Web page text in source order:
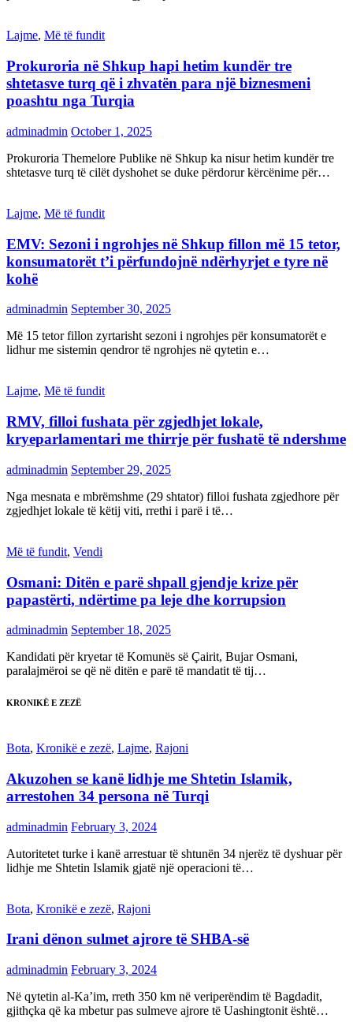
Lajme, Më të fundit
Prokuroria në Shkup hapi hetim kundër tre
shtetasve turq që i zhvatën para një biznesmeni
poashtu nga Turqia
adminadmin October 1, 2025
Prokuroria Themelore Publike në Shkup ka nisur hetim kundër tre
shtetasve turq të cilët dyshohet se duke përdorur kërcënime për…
Lajme, Më të fundit
EMV: Sezoni i ngrohjes në Shkup fillon më 15 tetor,
konsumatorët t’i përfundojnë ndërhyrjet e tyre në
kohë
adminadmin September 30, 2025
Më 15 tetor fillon zyrtarisht sezoni i ngrohjes për konsumatorët e
lidhur me sistemin qendror të ngrohjes në qytetin e…
Lajme, Më të fundit
RMV, filloi fushata për zgjedhjet lokale,
kryeparlamentari me thirrje për fushatë të ndershme
adminadmin September 29, 2025
Nga mesnata e mbrëmshme (29 shtator) filloi fushata zgjedhore për
zgjedhjet lokale të këtij viti, rrethi i parë i të…
Më të fundit, Vendi
Osmani: Ditën e parë shpall gjendje krize për
papastërti, ndërtime pa leje dhe korrupsion
adminadmin September 18, 2025
Kandidati për kryetar të Komunës së Çairit, Bujar Osmani,
paralajmëroi se që në ditën e parë të mandatit të tij…
KRONIKË E ZEZË
Bota, Kronikë e zezë, Lajme, Rajoni
Akuzohen se kanë lidhje me Shtetin Islamik,
arrestohen 34 persona në Turqi
adminadmin February 3, 2024
Autoritetet turke i kanë arrestuar të shtunën 34 njerëz të dyshuar për
lidhje me Shtetin Islamik gjatë një operacioni të…
Bota, Kronikë e zezë, Rajoni
Irani dënon sulmet ajrore të SHBA-së
adminadmin February 3, 2024
Në qytetin al-Ka’im, rreth 350 km në veriperëndim të Bagdadit,
gjithçka që ka mbetur pas sulmeve ajrore të Uashingtonit është…